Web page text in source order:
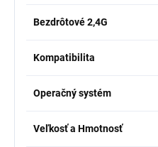
Bezdrôtové 2,4G
Kompatibilita
Operačný systém
Veľkosť a Hmotnosť